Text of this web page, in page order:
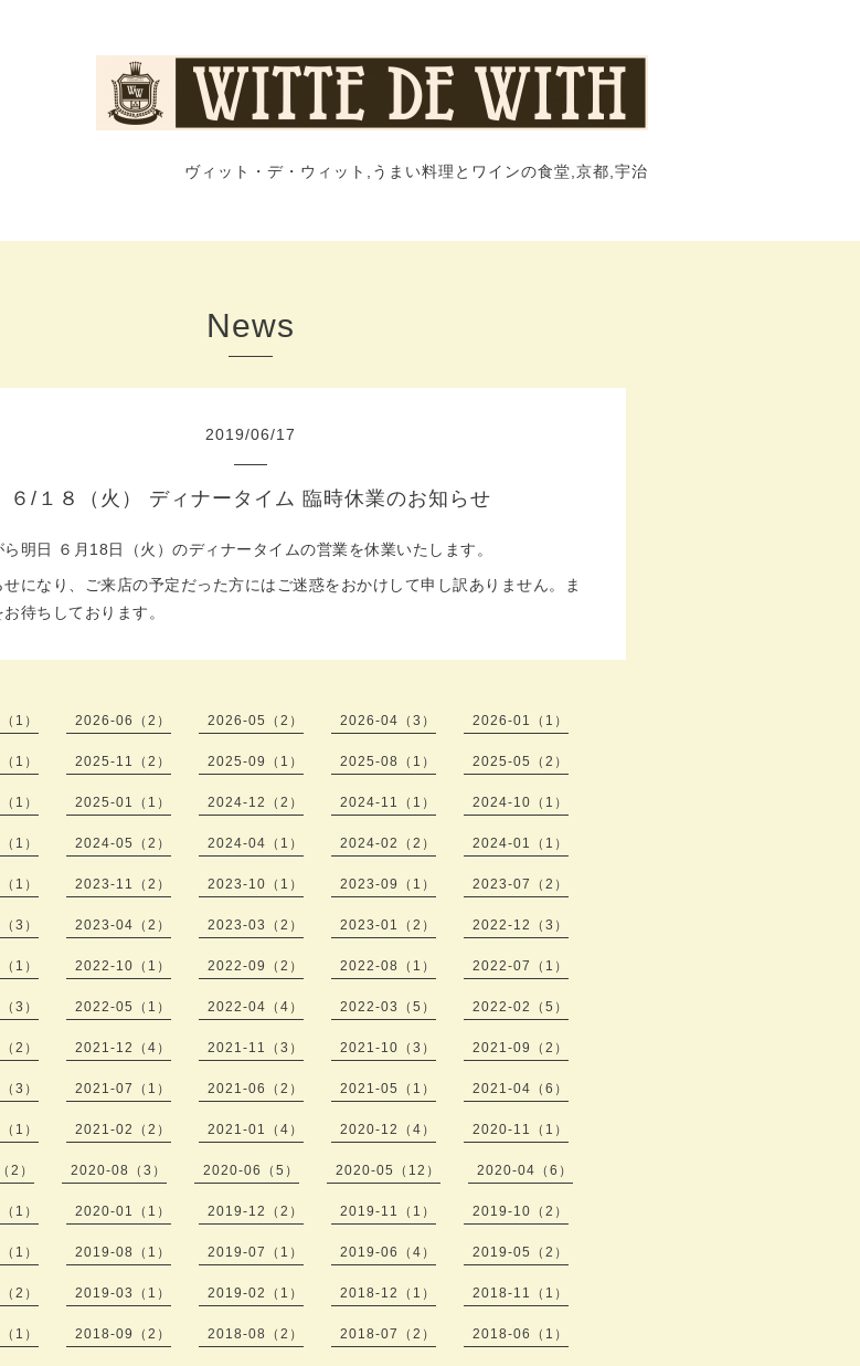
ヴィット・デ・ウィット,うまい料理とワインの食堂,京都,宇治
News
2019/06/17
６/１８（火） ディナータイム 臨時休業のお知らせ
明日 ６月18日（火）のディナータイムの営業を休業いたします。
になり、ご来店の予定だった方にはご迷惑をおかけして申し訳ありません。ま
待ちしております。
1） 2026-06（2） 2026-05（2） 2026-04（3） 2026-01（1）
1） 2025-11（2） 2025-09（1） 2025-08（1） 2025-05（2）
1） 2025-01（1） 2024-12（2） 2024-11（1） 2024-10（1）
1） 2024-05（2） 2024-04（1） 2024-02（2） 2024-01（1）
1） 2023-11（2） 2023-10（1） 2023-09（1） 2023-07（2）
3） 2023-04（2） 2023-03（2） 2023-01（2） 2022-12（3）
1） 2022-10（1） 2022-09（2） 2022-08（1） 2022-07（1）
3） 2022-05（1） 2022-04（4） 2022-03（5） 2022-02（5）
2） 2021-12（4） 2021-11（3） 2021-10（3） 2021-09（2）
3） 2021-07（1） 2021-06（2） 2021-05（1） 2021-04（6）
1） 2021-02（2） 2021-01（4） 2020-12（4） 2020-11（1）
2） 2020-08（3） 2020-06（5） 2020-05（12） 2020-04（6）
1） 2020-01（1） 2019-12（2） 2019-11（1） 2019-10（2）
1） 2019-08（1） 2019-07（1） 2019-06（4） 2019-05（2）
2） 2019-03（1） 2019-02（1） 2018-12（1） 2018-11（1）
1） 2018-09（2） 2018-08（2） 2018-07（2） 2018-06（1）